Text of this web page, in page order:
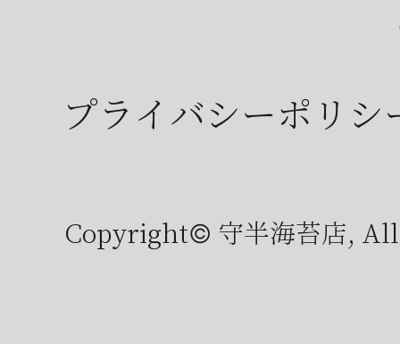
プライバシーポリシ
Copyright© 守半海苔店,